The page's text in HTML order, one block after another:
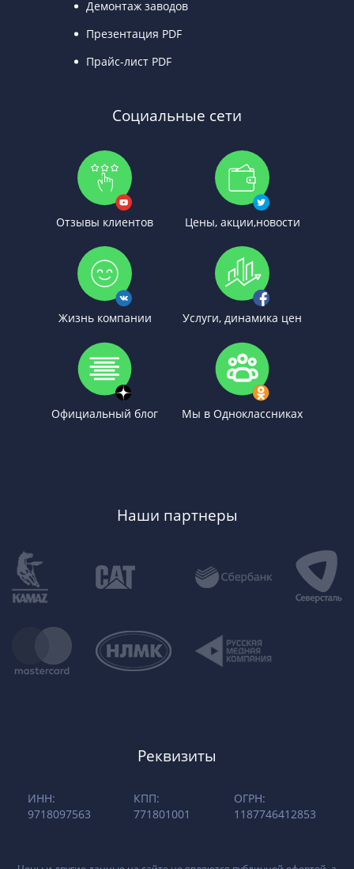
Демонтаж заводов
Презентация PDF
Прайс-лист PDF
Социальные сети
Отзывы клиентов Цены, акции,новости
Жизнь компании Услуги, динамика цен
Официальный блог Мы в Одноклассниках
Наши партнеры
Реквизиты
ИНН:
9718097563
КПП:
771801001
ОГРН:
1187746412853